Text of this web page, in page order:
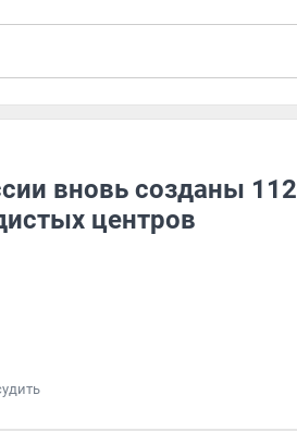
вновь созданы 112
центров